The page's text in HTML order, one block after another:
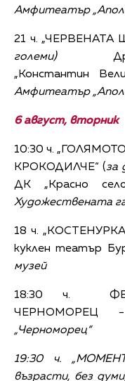
Амфитеатър
21 ч. „ЧЕРВЕНАТА
големи)
„Константин
Амфитеатър
6 август, вторник
10:30 ч.
КРОКОДИЛЧЕ“ (за
ДК „Красно
Художествената
18 ч.
куклен театър
музей
18:30 ч.
„Черноморец“
19:30 ч.
възрасти, без